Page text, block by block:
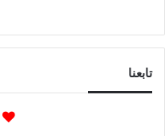
تابعنا